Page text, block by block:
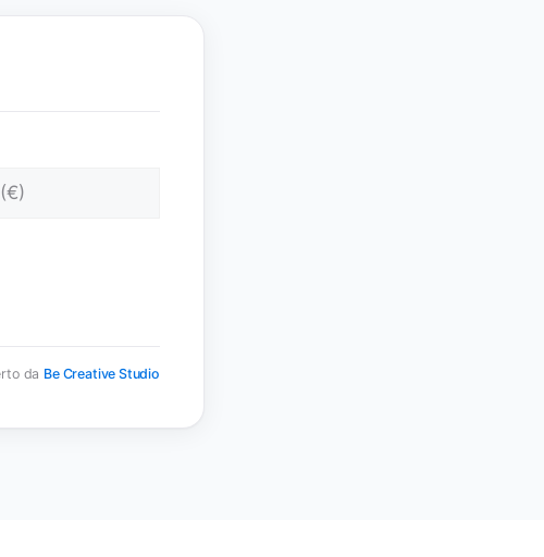
da Be Creative Studio